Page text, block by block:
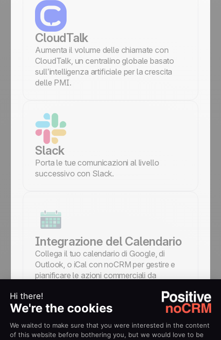
CloudTalk
Aumenta il volume delle chiamate con
CloudTalk, un centralino globale basato
sull’intelligenza artificiale per la crescita
delle PMI.
Slack
Porta le tue comunicazioni al livello
successivo con Slack.
Integrazione del Calendario
Collega il tuo calendario di Google, di
Outlook, o iCal con noCRM per gestire e
pianificare le azioni commerciali da